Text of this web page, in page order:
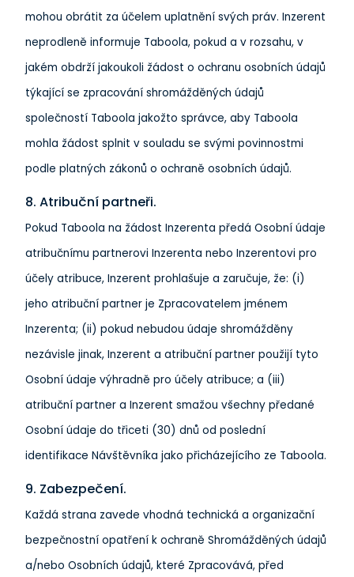
mohou obrátit za účelem uplatnění svých práv. Inzerent
neprodleně informuje Taboola, pokud a v rozsahu, v
jakém obdrží jakoukoli žádost o ochranu osobních údajů
týkající se zpracování shromážděných údajů
společností Taboola jakožto správce, aby Taboola
mohla žádost splnit v souladu se svými povinnostmi
podle platných zákonů o ochraně osobních údajů.
8. Atribuční partneři.
Pokud Taboola na žádost Inzerenta předá Osobní údaje
atribučnímu partnerovi Inzerenta nebo Inzerentovi pro
účely atribuce, Inzerent prohlašuje a zaručuje, že: (i)
jeho atribuční partner je Zpracovatelem jménem
Inzerenta; (ii) pokud nebudou údaje shromážděny
nezávisle jinak, Inzerent a atribuční partner použijí tyto
Osobní údaje výhradně pro účely atribuce; ​​a (iii)
atribuční partner a Inzerent smažou všechny předané
Osobní údaje do třiceti (30) dnů od poslední
identifikace Návštěvníka jako přicházejícího ze Taboola.
9. Zabezpečení.
Každá strana zavede vhodná technická a organizační
bezpečnostní opatření k ochraně Shromážděných údajů
a/nebo Osobních údajů, které Zpracovává, před